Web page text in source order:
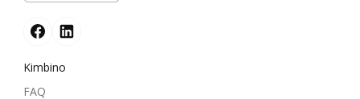
Kimbino
FAQ